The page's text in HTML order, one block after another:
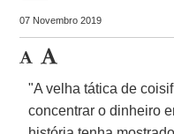
07 Novembro 2019
"A velha tática de
concentrar o dinheiro